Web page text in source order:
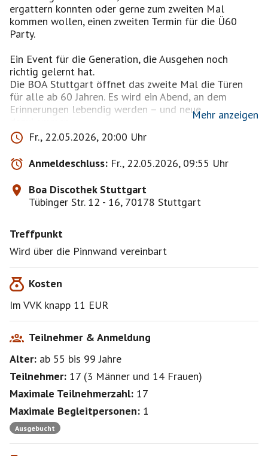
ergattern konnten oder gerne zum zweiten Mal
kommen wollen, einen zweiten Termin für die Ü60
Party.
Ein Event für die Generation, die Ausgehen noch
richtig gelernt hat.
Die BOA Stuttgart öffnet das zweite Mal die Türen
für alle ab 60 Jahren. Es wird ein Abend, an dem
Erinnerungen lebendig werden – und neue
Im Mittelpunkt steht das, was diese Generation schon
immer konnte: feiern, tanzen, lachen, genießen. Unser
DJ übernimmt den Soundtrack und spielt die größten
Hits aus den 70er und 80er Jahren – Musik, die
Generationen geprägt hat und bis heute auf keiner
Tanzfläche fehlen darf.
Mehr anzeigen
Fr., 22.05.2026, 20:00 Uhr
Anmeldeschluss: Fr., 22.05.2026, 09:55 Uhr
Boa Discothek Stuttgart
Tübinger Str. 12 - 16, 70178 Stuttgart
Treffpunkt
Wird über die Pinnwand vereinbart
Kosten
Im VVK knapp 11 EUR
Teilnehmer & Anmeldung
Alter: ab 55 bis 99Jahre
Teilnehmer: 17 (3 Männer und 14 Frauen)
Maximale Teilnehmerzahl: 17
Maximale Begleitpersonen: 1
Ausgebucht